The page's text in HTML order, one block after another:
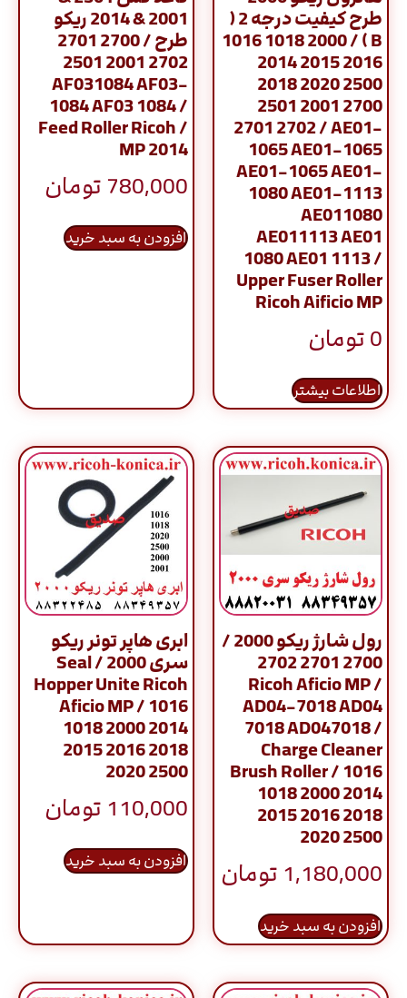
طرح کیفیت درجه 2 (
B ) / 1016 1018 2000
2014 2015 2016
2018 2020 2500
2501 2001 2700
2701 2702 / AE01-
1065 AE01-1065
AE01-1065 AE01-
1080 AE01-1113
AE011080
AE011113 AE01
1080 AE01 1113 /
Upper Fuser Roller
Ricoh Aificio MP
0تومان
اطلاعات بیشتر
2001 & 2014 ریکو
طرح / 2700 2701
2702 2001 2501
AF031084 AF03-
1084 AF03 1084 /
Feed Roller Ricoh /
MP 2014
780,000 تومان
افزودن به سبد خرید
رول شارژ ریکو 2000 /
2700 2701 2702
Ricoh Aficio MP /
AD04-7018 AD04
7018 AD047018 /
Charge Cleaner
Brush Roller / 1016
1018 2000 2014
2015 2016 2018
2020 2500
1,180,000 تومان
افزودن به سبد خرید
ابری هاپر تونر ریکو
سری 2000 / Seal
Hopper Unite Ricoh
Aficio MP / 1016
1018 2000 2014
2015 2016 2018
2020 2500
110,000 تومان
افزودن به سبد خرید